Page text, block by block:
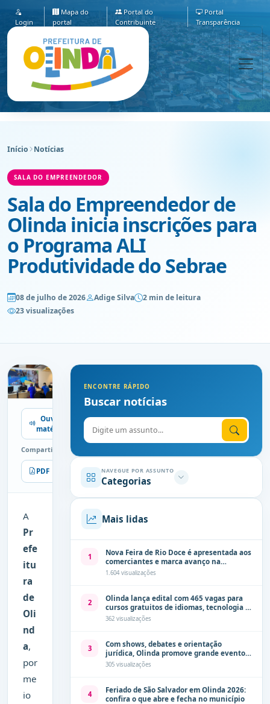
Login
Mapa do
portal
Portal do
Contribuinte
Portal
Transparência
Início Notícias
SALA DO EMPREENDEDOR
Sala do Empreendedor de
Olinda inicia inscrições para
o Programa ALI
Produtividade do Sebrae
08 de julho de 2026 Adige Silva
2 min de leitura
23 visualizações
Ouvir
matéria
Compartilhe
PDF Imprimir
A
Pr
efe
itu
ra
de
Oli
nd
a,
por
me
io
ENCONTRE RÁPIDO
Buscar notícias
Digite o assunto
NAVEGUE POR ASSUNTO
Categorias
Mais lidas
1
Nova Feira de Rio Doce é apresentada aos
comerciantes e marca avanço na
modernização dos espaços públicos de
1.604 visualizações
2
Olinda lança edital com 465 vagas para
cursos gratuitos de idiomas, tecnologia e
comunicação
362 visualizações
3
Com shows, debates e orientação
jurídica, Olinda promove grande evento
de combate à violência contra a mulher
neste sábado (8)
305 visualizações
4
Feriado de São Salvador em Olinda 2026:
confira o que abre e fecha no município